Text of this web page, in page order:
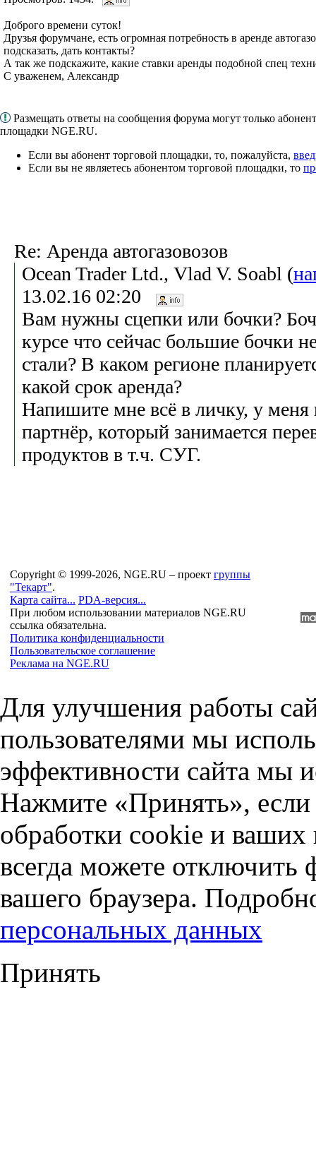
Доброго времени суток!
Друзья форумчане, есть огромная потребность в аренде
подсказать, дать контакты?
А так же подскажите, какие ставки аренды подобной спец
С уваженем, Александр
Размещать ответы на сообщения форума могут только
площадки NGE.RU.
Если вы абонент торговой площадки, то, пожалуйста,
Если вы не являетесь абонентом торговой площадки, то
Re: Аренда автогазовозов
Ocean Trader Ltd., Vlad V. Soabl (
13.02.16 02:20
Вам нужны сцепки или бочки?
курсе что сейчас большие бочки
стали? В каком регионе
какой срок аренда?
Напишите мне всё в личку, у
партнёр, который занимается
продуктов в т.ч. СУГ.
Copyright © 1999-2026, NGE.RU – проект группы
"Текарт".
Карта сайта... PDA-версия...
При любом использовании материалов NGE.RU
ссылка обязательна.
Политика конфиденциальности
Пользовательское соглашение
Реклама на NGE.RU
Для улучшения работы
пользователями мы
эффективности сайта мы
Нажмите «Принять», если
обработки cookie и
всегда можете отключить
вашего браузера.
персональных данных
Принять